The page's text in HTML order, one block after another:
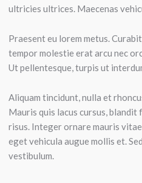
ultricies ultrices. Maecenas
Praesent eu lorem metus.
tempor molestie erat arcu nec
Ut pellentesque, turpis ut
Aliquam tincidunt, nulla et
Mauris quis lacus cursus,
risus. Integer ornare mauris
eget vehicula augue mollis et.
vestibulum.